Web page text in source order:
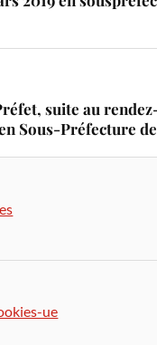
suite au
Sous-Préfecture
ue